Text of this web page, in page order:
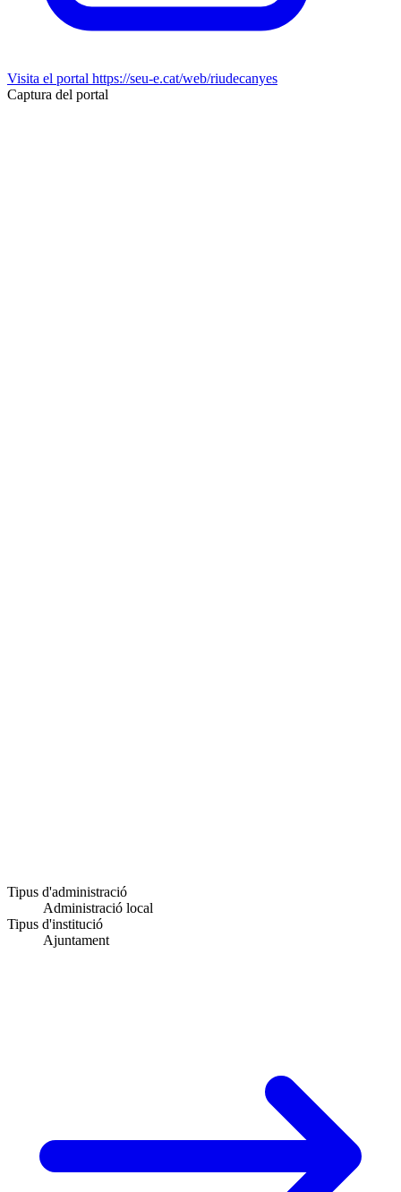
Visita el portal https://seu-e.cat/web/riudecanyes
Captura del portal
Tipus d'administració
Administració local
Tipus d'institució
Ajuntament